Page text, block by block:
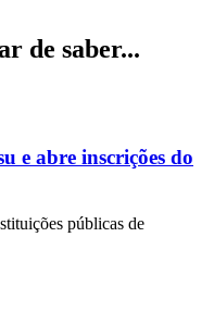
de saber...
e abre inscrições do
públicas de